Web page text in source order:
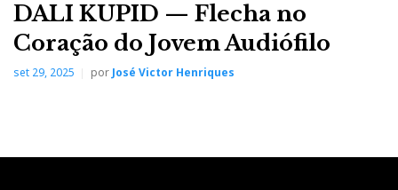
DALI KUPID — Flecha no
Coração do Jovem Audiófilo
set 29, 2025 por José Victor Henriques